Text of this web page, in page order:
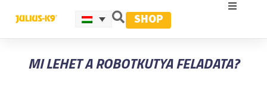
SHOP
MI LEHET A ROBOTKUTYA FELADATA?